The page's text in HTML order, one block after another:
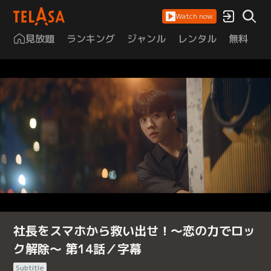
Watch now
見放題 ランキング ジャンル レンタル 無料
社長をスマホから救い出せ！～恋の力でロッ
ク解除～ 第14話／字幕
Subtitle